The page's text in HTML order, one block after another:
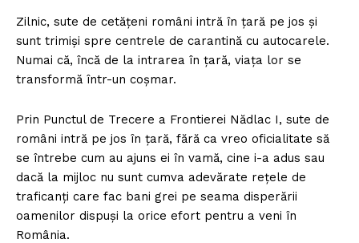
Zilnic, sute de cetățeni români intră în țară pe jos și
sunt trimiși spre centrele de carantină cu autocarele.
Numai că, încă de la intrarea în țară, viața lor se
transformă într-un coșmar.
Prin Punctul de Trecere a Frontierei Nădlac I, sute de
români intră pe jos în țară, fără ca vreo oficialitate să
se întrebe cum au ajuns ei în vamă, cine i-a adus sau
dacă la mijloc nu sunt cumva adevărate rețele de
traficanți care fac bani grei pe seama disperării
oamenilor dispuși la orice efort pentru a veni în
România.